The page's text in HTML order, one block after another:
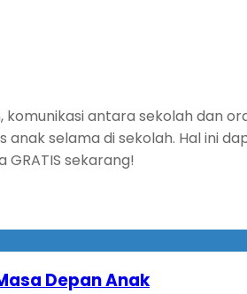
komunikasi antara sekolah
selama di sekolah. Hal ini
sekarang!
Depan Anak